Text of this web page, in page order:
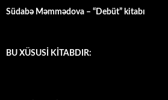
Südabə Məmmədova – “Debüt” kitabı
BU XÜSUSİ KİTABDIR: